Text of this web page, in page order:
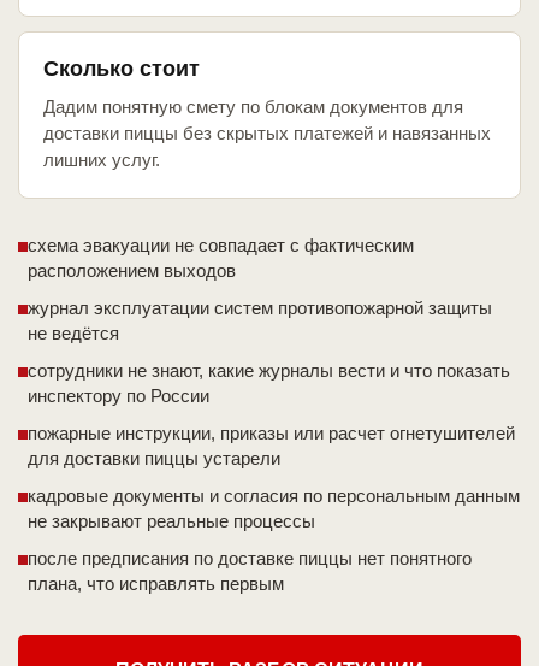
Сколько стоит
Дадим понятную смету по блокам документов для
доставки пиццы без скрытых платежей и навязанных
лишних услуг.
схема эвакуации не совпадает с фактическим
расположением выходов
журнал эксплуатации систем противопожарной защиты
не ведётся
сотрудники не знают, какие журналы вести и что показать
инспектору по России
пожарные инструкции, приказы или расчет огнетушителей
для доставки пиццы устарели
кадровые документы и согласия по персональным данным
не закрывают реальные процессы
после предписания по доставке пиццы нет понятного
плана, что исправлять первым